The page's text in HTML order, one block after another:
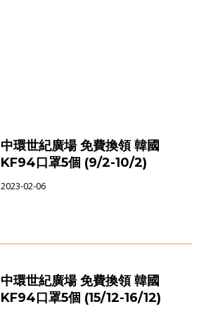
中環世紀廣場 免費換領 韓國
KF94口罩5個 (9/2-10/2)
2023-02-06
中環世紀廣場 免費換領 韓國
KF94口罩5個 (15/12-16/12)